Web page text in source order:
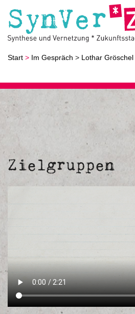
Start > Im Gespräch > Lothar Gröschel
Zielgruppen